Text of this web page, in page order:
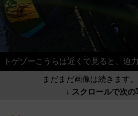
トゲゾーこうらは近くで見ると、迫
まだまだ画像は続きます。
↓ スクロールで次の